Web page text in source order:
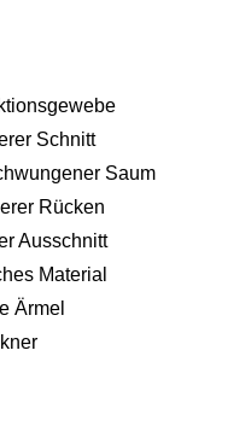
Schnitt
Saum
Rücken
Ausschnitt
Material
Ärmel